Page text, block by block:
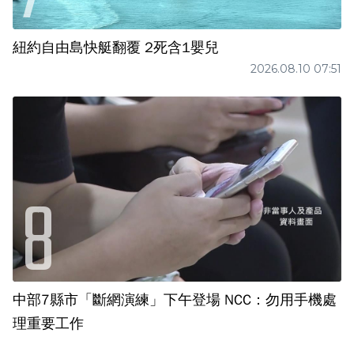
紐約自由島快艇翻覆 2死含1嬰兒
2026.08.10 07:51
中部7縣市「斷網演練」下午登場 NCC：勿用手機處
理重要工作